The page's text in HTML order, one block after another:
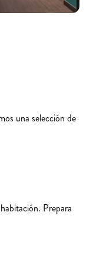
una selección de
Prepara